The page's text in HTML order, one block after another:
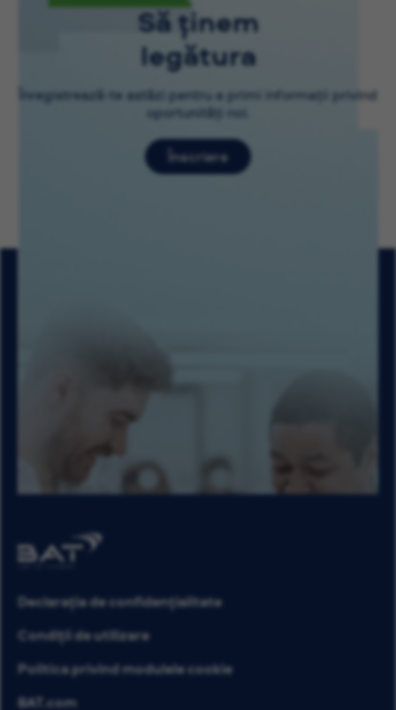
Să ținem
legătura
Înregistrează-te astăzi pentru a primi informații privind
oportunități noi.
Înscriere
Declarația de confidențialitate
Condiții de utilizare
Politica privind modulele cookie
BAT.com